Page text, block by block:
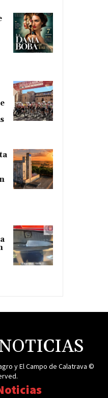
y El Campo de Calatrava ©